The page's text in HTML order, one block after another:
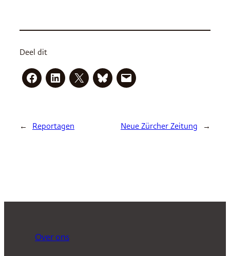
Deel dit
← Reportagen Neue Zürcher Zeitung →
Over ons